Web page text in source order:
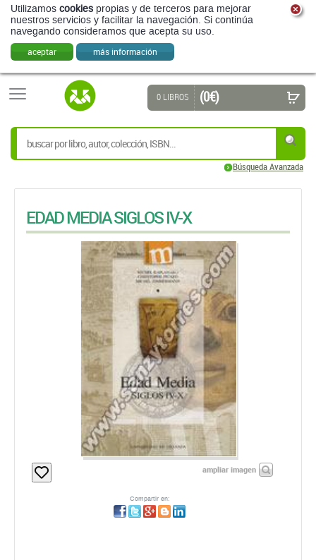
Utilizamos cookies propias y de terceros para mejorar
nuestros servicios y facilitar la navegación. Si continúa
navegando consideramos que acepta su uso.
aceptar más información
Búsqueda Avanzada
0 LIBROS (0 €)
EDAD MEDIA SIGLOS IV-X
ampliar imagen
Compartir en: